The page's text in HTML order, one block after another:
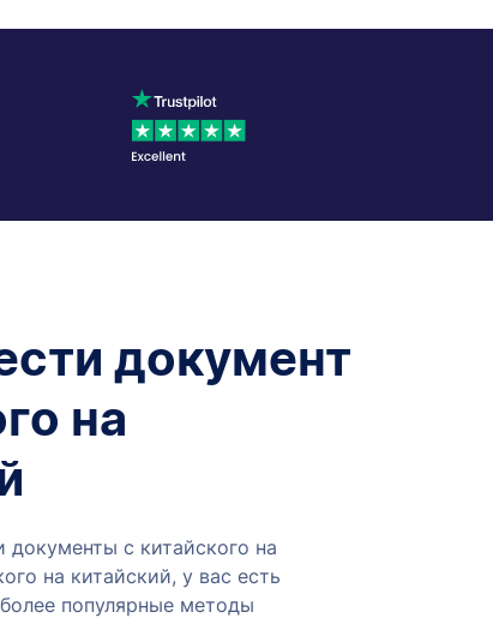
документ
на
с китайского на
на китайский, у вас есть
популярные методы